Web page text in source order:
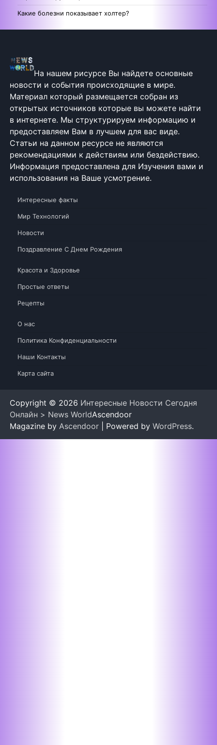
Какие болезни показывает холтер?
На нашем рисурсе Вы найдете основные
новости и события происходящие в мире.
Материал который размещается собран из
открытых источников которые вы можете найти
в интернете. Мы структурируем информацию и
предоставляем Вам в лучшем для вас виде.
Статьи на данном ресурсе не являются
рекомендациями к действиям или бездействию.
Информация предоставлена для Изучения вами и
использования на Ваше усмотрение.
Интересные факты
Мир Технологий
Новости
Поздравление С Днем Рождения
Красота и Здоровье
Простые ответы
Рецепты
О нас
Политика Конфиденциальности
Наши Контакты
Карта сайта
Copyright © 2026 Интересные Новости Сегодня
Онлайн > News WorldAscendoor
Magazine by Ascendoor | Powered by WordPress.